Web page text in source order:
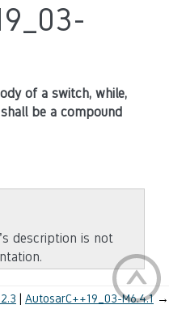
of a switch, while,
be a compound
description is not
AutosarC++19_03-M6.4.1→